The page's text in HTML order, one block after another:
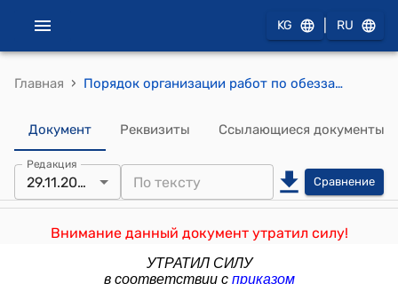
KG RU
Главная › Порядок организации работ по обеззараживанию подкарантинных объектов методом газации и работ по их дегазации(Приложение 3 к приказу Министерства сельского хозяйства,пищевой промышленности и мелиорации Кыргызской Республики)
Документ Реквизиты Ссылающиеся документы
Редакция
29.11.2023 Сравнение
Внимание данный документ утратил силу!